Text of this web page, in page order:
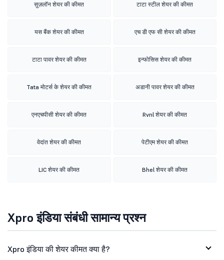
सुज़लॉन शेयर की कीमत टाटा स्टील शेयर की कीमत
यस बैंक शेयर की कीमत एच डी एफ सी शेयर की कीमत
टाटा पावर शेयर की कीमत इन्फोसिस शेयर की कीमत
Tata मोटर्स के शेयर की कीमत अडानी पावर शेयर की कीमत
एनएचपीसी शेयर की कीमत Rvnl शेयर की कीमत
वेदांत शेयर की कीमत पेटीएम शेयर की कीमत
LIC शेयर की कीमत Bhel शेयर की कीमत
Xpro इंडिया संबंधी सामान्य प्रश्न
Xpro इंडिया की शेयर कीमत क्या है?